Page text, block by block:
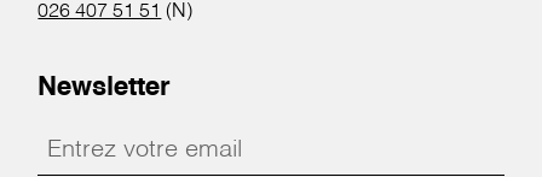
026 407 51 51 (N)
Newsletter